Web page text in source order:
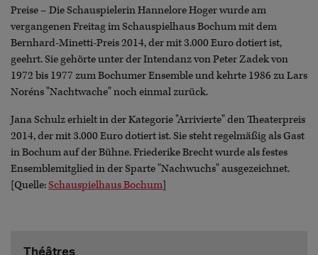
Preise – Die Schauspielerin Hannelore Hoger wurde am
vergangenen Freitag im Schauspielhaus Bochum mit dem
Bernhard-Minetti-Preis 2014, der mit 3.000 Euro dotiert ist,
geehrt. Sie gehörte unter der Intendanz von Peter Zadek von
1972 bis 1977 zum Bochumer Ensemble und kehrte 1986 zu Lars
Noréns "Nachtwache" noch einmal zurück.
Jana Schulz erhielt in der Kategorie "Arrivierte" den Theaterpreis
2014, der mit 3.000 Euro dotiert ist. Sie steht regelmäßig als Gast
in Bochum auf der Bühne. Friederike Brecht wurde als festes
Ensemblemitglied in der Sparte "Nachwuchs" ausgezeichnet.
[Quelle:Schauspielhaus Bochum]
Théâtres